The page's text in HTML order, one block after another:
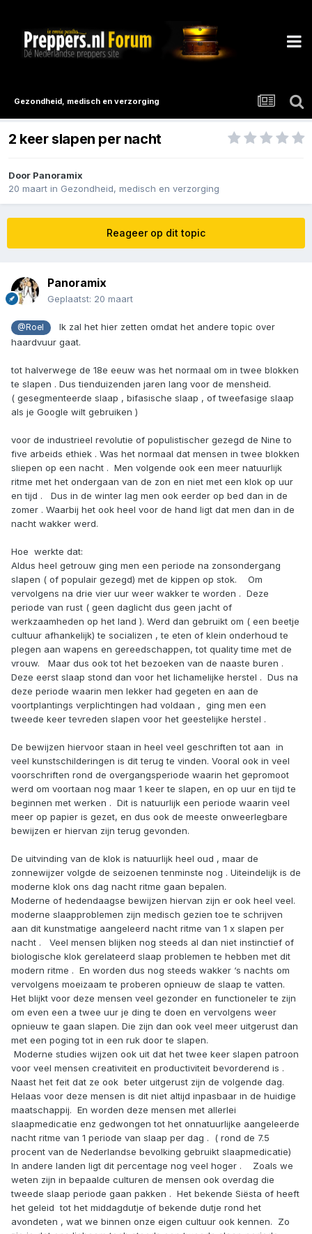
Gezondheid, medisch en verzorging
2 keer slapen per nacht
Door Panoramix
20 maart in Gezondheid, medisch en verzorging
Reageer op dit topic
Panoramix
Geplaatst: 20 maart
@Roel
Ik zal het hier zetten omdat het andere topic over
haardvuur gaat.
tot halverwege de 18e eeuw was het normaal om in twee blokken
te slapen . Dus tienduizenden jaren lang voor de mensheid.
( gesegmenteerde slaap , bifasische slaap , of tweefasige slaap
als je Google wilt gebruiken )
voor de industrieel revolutie of populistischer gezegd de Nine to
five arbeids ethiek . Was het normaal dat mensen in twee blokken
sliepen op een nacht . Men volgende ook een meer natuurlijk
ritme met het ondergaan van de zon en niet met een klok op uur
en tijd . Dus in de winter lag men ook eerder op bed dan in de
zomer . Waarbij het ook heel voor de hand ligt dat men dan in de
nacht wakker werd.
Hoe werkte dat:
Aldus heel getrouw ging men een periode na zonsondergang
slapen ( of populair gezegd) met de kippen op stok. Om
vervolgens na drie vier uur weer wakker te worden . Deze
periode van rust ( geen daglicht dus geen jacht of
werkzaamheden op het land ). Werd dan gebruikt om ( een beetje
cultuur afhankelijk) te socializen , te eten of klein onderhoud te
plegen aan wapens en gereedschappen, tot quality time met de
vrouw. Maar dus ook tot het bezoeken van de naaste buren .
Deze eerst slaap stond dan voor het lichamelijke herstel . Dus na
deze periode waarin men lekker had gegeten en aan de
voortplantings verplichtingen had voldaan , ging men een
tweede keer tevreden slapen voor het geestelijke herstel .
De bewijzen hiervoor staan in heel veel geschriften tot aan in
veel kunstschilderingen is dit terug te vinden. Vooral ook in veel
voorschriften rond de overgangsperiode waarin het gepromoot
werd om voortaan nog maar 1 keer te slapen, en op uur en tijd te
beginnen met werken . Dit is natuurlijk een periode waarin veel
meer op papier is gezet, en dus ook de meeste onweerlegbare
bewijzen er hiervan zijn terug gevonden.
De uitvinding van de klok is natuurlijk heel oud , maar de
zonnewijzer volgde de seizoenen tenminste nog . Uiteindelijk is de
moderne klok ons dag nacht ritme gaan bepalen.
Moderne of hedendaagse bewijzen hiervan zijn er ook heel veel.
moderne slaapproblemen zijn medisch gezien toe te schrijven
aan dit kunstmatige aangeleerd nacht ritme van 1 x slapen per
nacht . Veel mensen blijken nog steeds al dan niet instinctief of
biologische klok gerelateerd slaap problemen te hebben met dit
modern ritme . En worden dus nog steeds wakker ‘s nachts om
vervolgens moeizaam te proberen opnieuw de slaap te vatten.
Het blijkt voor deze mensen veel gezonder en functioneler te zijn
om even een a twee uur je ding te doen en vervolgens weer
opnieuw te gaan slapen. Die zijn dan ook veel meer uitgerust dan
met een poging tot in een ruk door te slapen.
Moderne studies wijzen ook uit dat het twee keer slapen patroon
voor veel mensen creativiteit en productiviteit bevorderend is .
Naast het feit dat ze ook beter uitgerust zijn de volgende dag.
Helaas voor deze mensen is dit niet altijd inpasbaar in de huidige
maatschappij. En worden deze mensen met allerlei
slaapmedicatie enz gedwongen tot het onnatuurlijke aangeleerde
nacht ritme van 1 periode van slaap per dag . ( rond de 7.5
procent van de Nederlandse bevolking gebruikt slaapmedicatie)
In andere landen ligt dit percentage nog veel hoger . Zoals we
weten zijn in bepaalde culturen de mensen ook overdag die
tweede slaap periode gaan pakken . Het bekende Siësta of heeft
het geleid tot het middagdutje of bekende dutje rond het
avondeten , wat we binnen onze eigen cultuur ook kennen. Zo